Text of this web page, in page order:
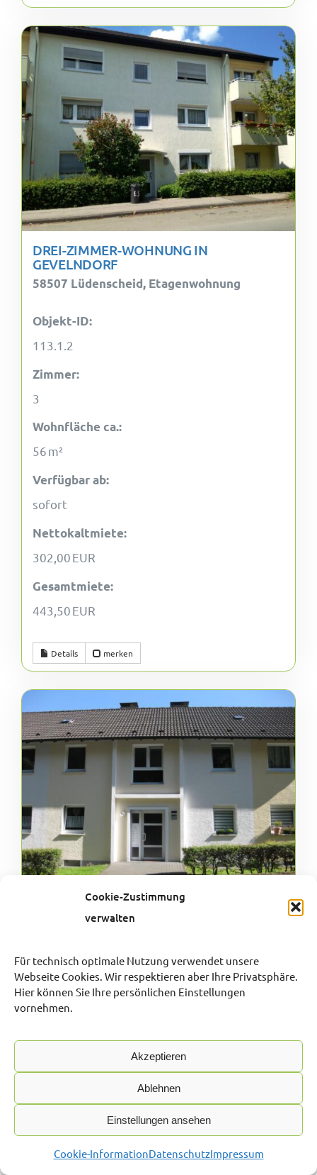
Cookie-Zustimmung
verwalten
Für technisch optimale Nutzung verwendet unsere
Webseite Cookies. Wir respektieren aber Ihre Privatsphäre.
Hier können Sie Ihre persönlichen Einstellungen
vornehmen.
Akzeptieren
Ablehnen
Einstellungen ansehen
Cookie-InformationDatenschutzImpressum
DREI-ZIMMER-WOHNUNG IN
GEVELNDORF
58507 Lüdenscheid, Etagenwohnung
Objekt-ID:
113.1.2
Zimmer:
3
Wohnfläche ca.:
56 m²
Verfügbar ab:
sofort
Nettokaltmiete:
302,00 EUR
Gesamtmiete:
443,50 EUR
Details merken
DREI-ZIMMER-WOHNUNG MIT BALKON,
PARKSTRASSE-BRÜGGE
Objekt-ID:
125.1.1
Zimmer: